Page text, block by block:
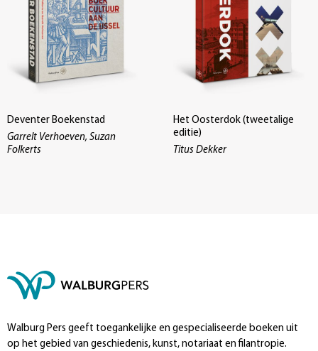
Deventer Boekenstad
Garrelt Verhoeven, Suzan
Folkerts
Het Oosterdok (tweetalige
editie)
Titus Dekker
Walburg Pers geeft toegankelijke en gespecialiseerde boeken uit
op het gebied van geschiedenis, kunst, notariaat en filantropie.